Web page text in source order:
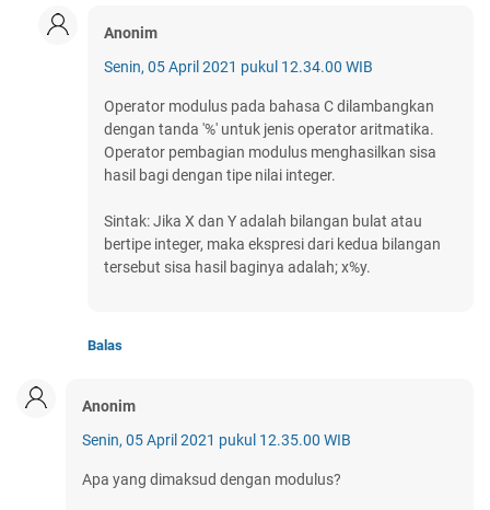
Anonim
Senin, 05 April 2021 pukul 12.34.00 WIB
Operator modulus pada bahasa C dilambangkan
dengan tanda '%' untuk jenis operator aritmatika.
Operator pembagian modulus menghasilkan sisa
hasil bagi dengan tipe nilai integer.
Sintak: Jika X dan Y adalah bilangan bulat atau
bertipe integer, maka ekspresi dari kedua bilangan
tersebut sisa hasil baginya adalah; x%y.
Balas
Anonim
Senin, 05 April 2021 pukul 12.35.00 WIB
Apa yang dimaksud dengan modulus?